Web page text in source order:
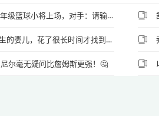
刚满9岁、身高1米85的三年级篮球小将上场，对手：请输入文本😂
奥登：退役后我像一个重生的婴儿，花了很长时间才找到自己
尔毫无疑问比詹姆斯更强！🤔